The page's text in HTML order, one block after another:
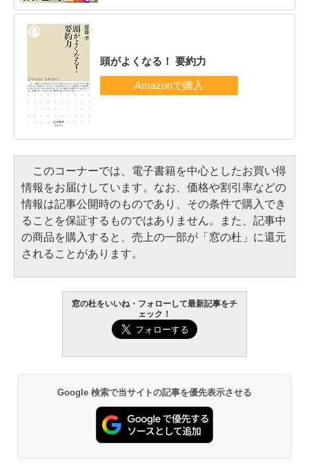
頭がよくなる！ 要約力
このコーナーでは、電子書籍を中心としたお買い得
情報をお届けしています。なお、価格や割引率などの
情報は記事公開時のものであり、その条件で購入でき
ることを保証するものではありません。また、記事中
の商品を購入すると、売上の一部が「窓の杜」に還元
されることがあります。
窓の杜をいいね・フォローして最新記事をチ
ェック！
Google 検索で当サイトの記事を優先表示させる